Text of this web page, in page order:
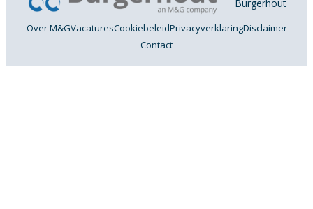
Burgerhout
Over M&GVacaturesCookiebeleidPrivacyverklaringDisclaimer
Contact